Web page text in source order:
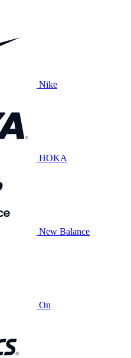
Nike
HOKA
New Balance
On